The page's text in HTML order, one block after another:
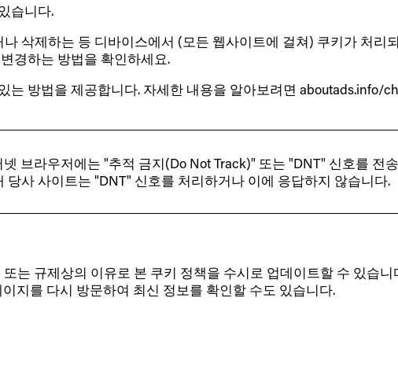
습니다.
삭제하는 등 디바이스에서 (모든 웹사이트에 걸쳐) 쿠키가 처리
경하는 방법을 확인하세요.
는 방법을 제공합니다. 자세한 내용을 알아보려면 aboutads.info/
브라우저에는 "추적 금지(Do Not Track)" 또는 "DNT" 신호를 전
사 사이트는 "DNT" 신호를 처리하거나 이에 응답하지 않습니다.
는 규제상의 이유로 본 쿠키 정책을 수시로 업데이트할 수 있습
지를 다시 방문하여 최신 정보를 확인할 수도 있습니다.